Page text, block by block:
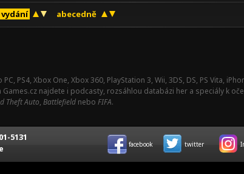
abecedně
PC, PS4, Xbox One, Xbox 360, PlayStation 3, Wii, 3DS, DS, PS Vita,
najdete i podcasty, rozsáhlou databázi her a speciály k
Theft Auto, Battlefield nebo FIFA.
5131
facebook twitter